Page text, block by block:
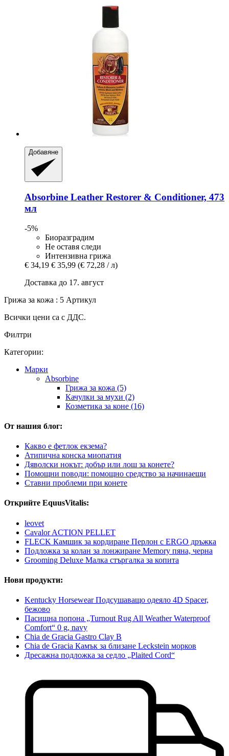
Добавяне
Absorbine Leather Restorer & Conditioner, 473
мл
-5%
Биоразградим
Не оставя следи
Интензивна грижа
€ 34,19 € 35,99 (€ 72,28 / л)
Доставка до 17. август
Грижа за кожа : 5 Артикул
Всички цени са с ДДС.
Филтри
Категории:
Марки
Absorbine
Грижа за кожа (5)
Качулки за мухи (2)
Козметика за коне (16)
От нашия блог:
Какво е фетлок екзема?
Атипична конска миопатия
Дяволски нокът: добър или лош за конете?
Помощни поводи: помощно средство за начинаещи
Ставни проблеми при конете
Открийте EquusVitalis:
leovet
Cavalor ACTION PELLET
FLECK Камшик за кордиране Перлон с ERGO дръжка
Подложка за колан за лонжиране Memory пяна, черна
Grooming Deluxe Малка стъргалка за копита
Нови продукти:
Kentucky Horsewear Подсушаващо одеяло 4D Spacer,
бежово
Пасищна попона „Turnout Rug All Weather Waterproof
Comfort“ 0 g, navy
Chia de Gracia Gastro Clay B
Chia de Gracia Камък за близане Leckstein морков
Дресажна подложка за седло „Plaited Cord“